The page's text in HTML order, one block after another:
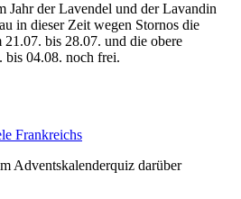
Jahr der Lavendel und der Lavandin
in dieser Zeit wegen Stornos die
bis 28.07. und die obere
bis 04.08. noch frei.
Frankreichs
Adventskalenderquiz darüber